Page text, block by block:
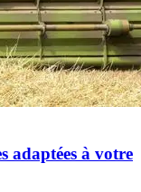
adaptées à votre